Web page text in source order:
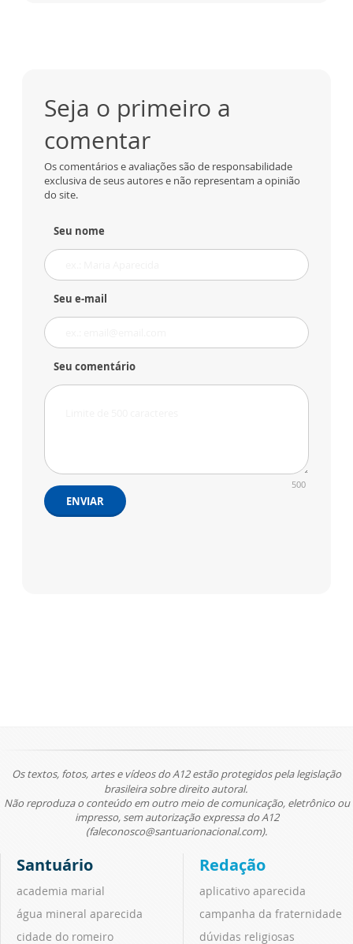
Seja o primeiro a
comentar
Os comentários e avaliações são de responsabilidade
exclusiva de seus autores e não representam a opinião
do site.
Seu nome
Seu e-mail
Seu comentário
500
ENVIAR
Os textos, fotos, artes e vídeos do A12 estão protegidos pela legislação
brasileira sobre direito autoral.
Não reproduza o conteúdo em outro meio de comunicação, eletrônico ou
impresso, sem autorização expressa do A12
(faleconosco@santuarionacional.com).
Santuário
academia marial
água mineral aparecida
cidade do romeiro
Redação
aplicativo aparecida
campanha da fraternidade
dúvidas religiosas